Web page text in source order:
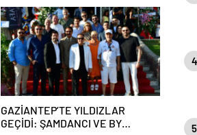
GAZİANTEP’TE YILDIZLAR
GEÇİDİ: ŞAMDANCI VE BY
4
5